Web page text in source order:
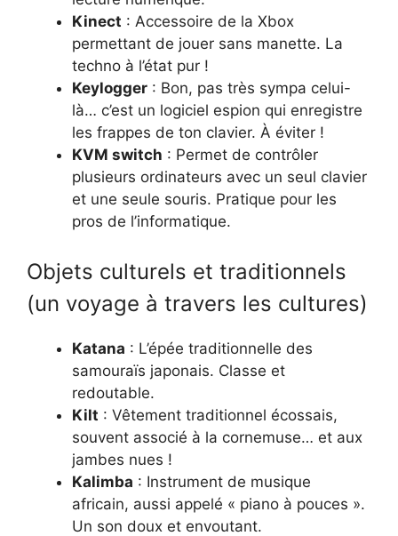
Kinect : Accessoire de la Xbox
permettant de jouer sans manette. La
techno à l’état pur !
Keylogger : Bon, pas très sympa celui-
là… c’est un logiciel espion qui enregistre
les frappes de ton clavier. À éviter !
KVM switch : Permet de contrôler
plusieurs ordinateurs avec un seul clavier
et une seule souris. Pratique pour les
pros de l’informatique.
Objets culturels et traditionnels
(un voyage à travers les cultures)
Katana : L’épée traditionnelle des
samouraïs japonais. Classe et
redoutable.
Kilt : Vêtement traditionnel écossais,
souvent associé à la cornemuse… et aux
jambes nues !
Kalimba : Instrument de musique
africain, aussi appelé « piano à pouces ».
Un son doux et envoutant.